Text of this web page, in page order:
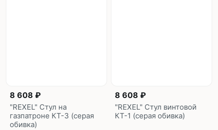
8 608 ₽
"REXEL" Стул на
газпатроне КТ-3 (серая
обивка)
8 608 ₽
"REXEL" Стул винтовой
КТ-1 (серая обивка)